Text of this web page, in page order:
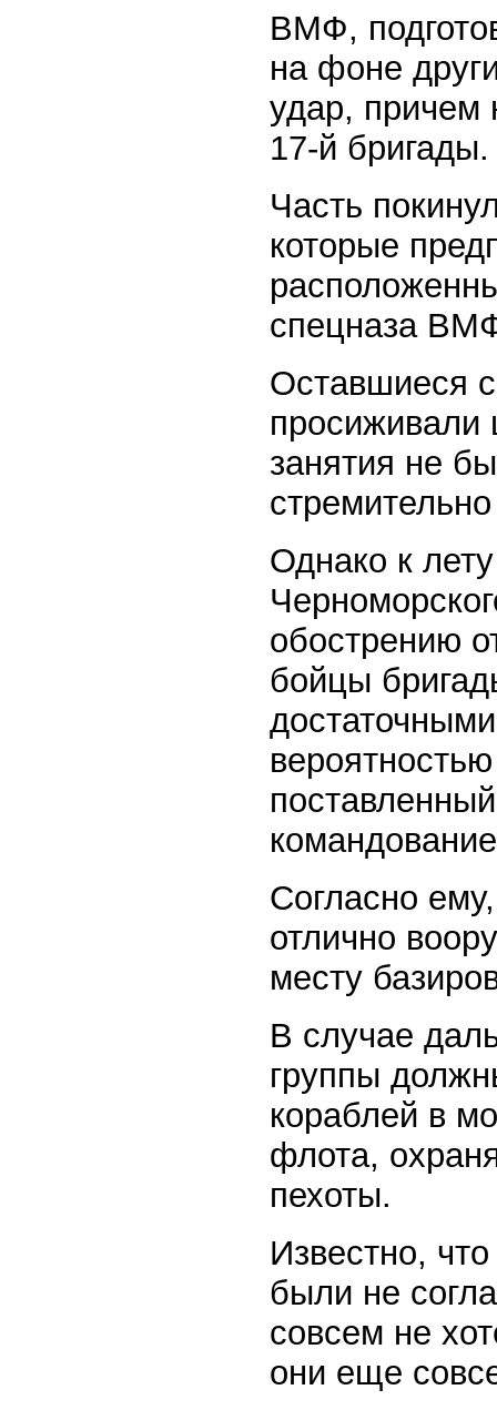
ВМФ,
на фоне
удар, причем
17-й бригады.
Часть
которые
спецназа
Оставшиеся
просиживали
занятия не
Однако к
обострению
бойцы
Согласно
отлично
месту
В случае
группы
кораблей в
флота,
пехоты.
Известно,
были не
совсем не
они еще